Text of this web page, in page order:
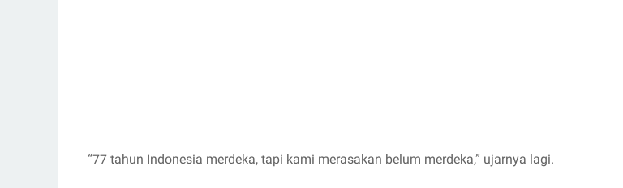
“77 tahun Indonesia merdeka, tapi kami merasakan belum merdeka,” ujarnya lagi.